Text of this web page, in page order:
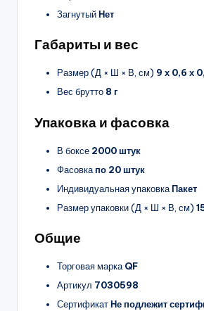
ЗагнутыйНет
Габариты и вес
Размер (Д × Ш × В, см) 9 х 0,6 х
Вес брутто 8 г
Упаковка и фасовка
В боксе 2000 штук
Фасовкапо 20 штук
Индивидуальная упаковкаПакет
Размер упаковки (Д × Ш × В, см)
Общие
Торговая марка QF
Артикул 7030598
СертификатНе подлежит